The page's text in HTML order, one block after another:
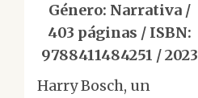
Género: Narrativa /
403 páginas / ISBN:
9788411484251 / 2023
Harry Bosch, un